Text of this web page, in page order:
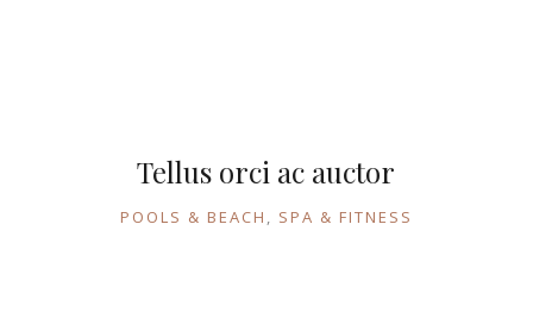
POOLS & BEACH SPA & FITNESS
Tellus orci ac auctor